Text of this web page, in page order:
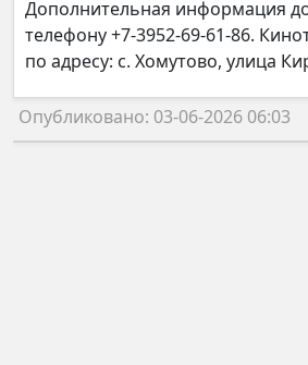
Дополнительная информация
телефону +7-3952-69-61-86.
по адресу: с. Хомутово, улица
Опубликовано: 03-06-2026 06:03